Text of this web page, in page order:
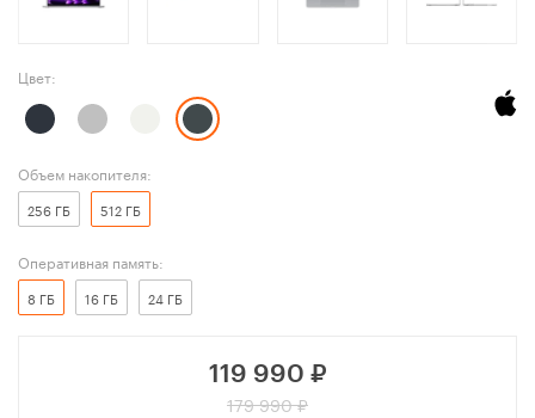
Цвет:
Объем накопителя:
256 ГБ 512 ГБ
Оперативная память:
8 ГБ 16 ГБ 24 ГБ
119 990 ₽
179 990 ₽